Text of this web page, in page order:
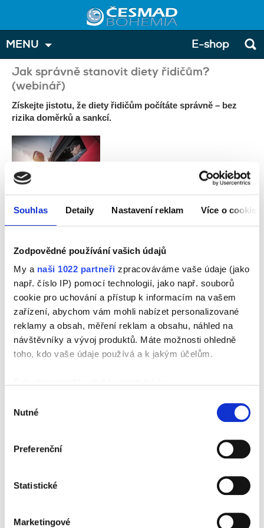
Souhlas Detaily Nastavení reklam Více o cookies
Zodpovědné používání vašich údajů
My a naši 1022 partneři zpracováváme vaše údaje (jako
např. číslo IP) pomocí technologií, jako např. souborů
cookie pro uchování a přístup k informacím na vašem
zařízení, abychom vám mohli nabízet personalizované
reklamy a obsah, měření reklam a obsahu, náhled na
návštěvníky a vývoj produktů. Máte možnosti ohledně
toho, kdo vaše údaje používá a k jakým účelům.
které mohou být přesné na několik metrů
Zjistěte více o tom, jak zpracováváme vaše osobní
Svůj souhlas můžete kdykoliv změnit nebo odvolat v
K personalizaci obsahu a reklam, poskytování funkcí
souhlasu
Nutné
Preferenční
Statistické
Marketingové
Jak správně stanovit diety řidičům?
(webinář)
Získejte jistotu, že diety řidičům počítáte správně – bez
rizika doměrků a sankcí.
Správné stanovení a účtování diet řidičům patří mezi častá a zároveň
riziková témata v oblasti cestovních náhrad. Tento webinář vám
poskytne přehled aktuálních předpisů i praktický návod, jak diety
PRO KOHO WEBINÁŘ JE?
pracujete v ekonomickém oddělení dopravní firmy a řešíte
cestovní náhrady
účtujete diety ve své rodinné firmě
Jak stanovit správně diety pro řidiče?
JAK DLOUHO WEBINÁŘ TRVÁ?
MENU E-shop